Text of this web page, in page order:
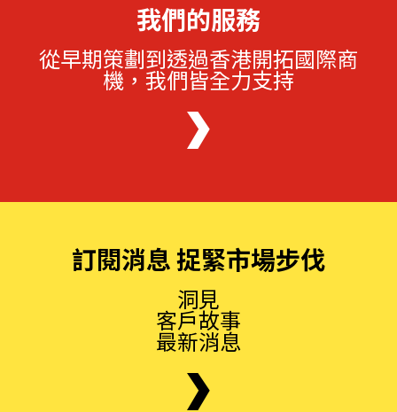
我們的服務
從早期策劃到透過香港開拓國際商
機，我們皆全力支持
訂閱消息 捉緊市場步伐
洞見
客戶故事
最新消息